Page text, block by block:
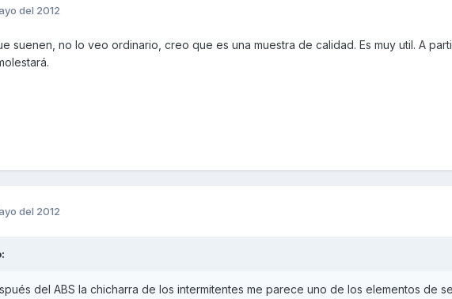
del 2012
suenen, no lo veo ordinario, creo que es una muestra de calidad. Es muy util. A
del 2012
del ABS la chicharra de los intermitentes me parece uno de los elementos de